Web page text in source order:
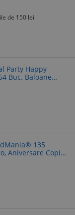
de 150 lei
Party Happy
Buc. Baloane
Decor
135
Aniversare Copii,
Baloane